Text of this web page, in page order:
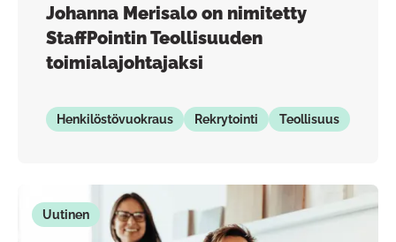
Johanna Merisalo on nimitetty
StaffPointin Teollisuuden
toimialajohtajaksi
Henkilöstövuokraus Rekrytointi Teollisuus
Uutinen